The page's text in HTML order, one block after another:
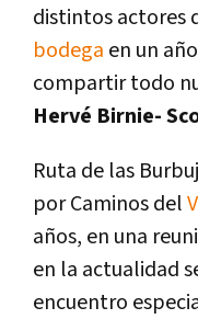
distintos actores
bodega en un
compartir todo
Hervé Birnie-
Ruta de las
por Caminos del
años, en una
en la actualidad
encuentro